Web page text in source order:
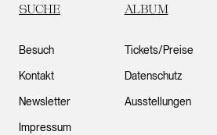
SUCHE ALBUM
Besuch
Kontakt
Newsletter
Impressum
Tickets/Preise
Datenschutz
Ausstellungen